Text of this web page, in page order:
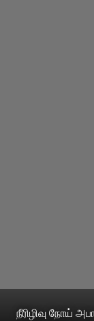
நீரிழிவு நோய்